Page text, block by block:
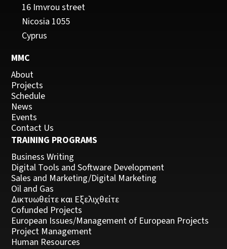
16 Imvrou street
Nicosia 1055
Cyprus
MMC
About
Projects
Schedule
News
Events
Contact Us
TRAINING PROGRAMS
Business Writing
Digital Tools and Software Development
Sales and Marketing/Digital Marketing
Oil and Gas
Δικτυωθείτε και Εξελιχθείτε
Cofunded Projects
European Issues/Management of European Projects
Project Management
Human Resources